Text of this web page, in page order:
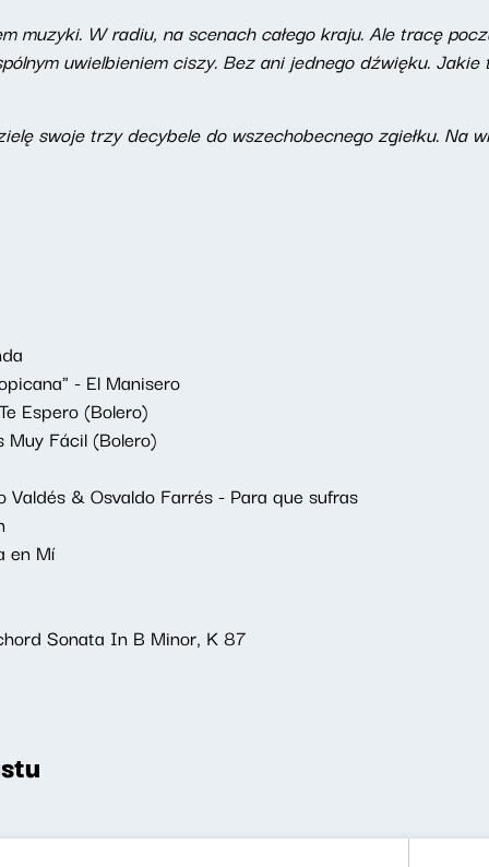
muzyki. W radiu, na scenach całego kraju. Ale tracę
uwielbieniem ciszy. Bez ani jednego dźwięku. Jakie
swoje trzy decybele do wszechobecnego zgiełku. Na
- El Manisero
Espero (Bolero)
Muy Fácil (Bolero)
& Osvaldo Farrés - Para que sufras
en Mí
Sonata In B Minor, K 87